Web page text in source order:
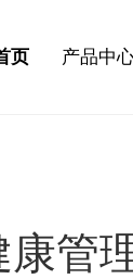
页 产品中
管